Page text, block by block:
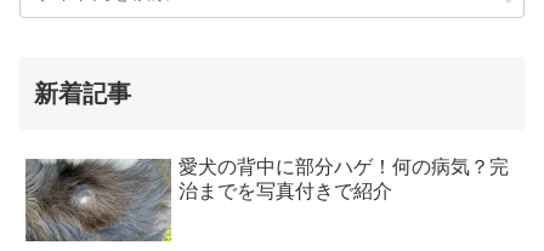
新着記事
愛犬の背中に部分ハゲ！何の病気？完
治までを写真付きで紹介